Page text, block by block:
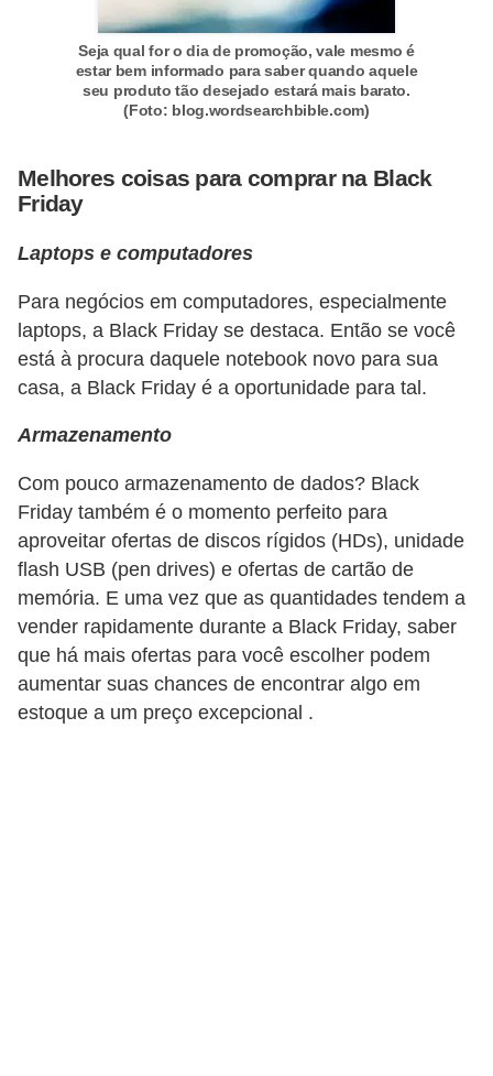
Seja qual for o dia de promoção, vale mesmo é
estar bem informado para saber quando aquele
seu produto tão desejado estará mais barato.
(Foto: blog.wordsearchbible.com)
Melhores coisas para comprar na Black
Friday
Laptops e computadores
Para negócios em computadores, especialmente
laptops, a Black Friday se destaca. Então se você
está à procura daquele notebook novo para sua
casa, a Black Friday é a oportunidade para tal.
Armazenamento
Com pouco armazenamento de dados? Black
Friday também é o momento perfeito para
aproveitar ofertas de discos rígidos (HDs), unidade
flash USB (pen drives) e ofertas de cartão de
memória. E uma vez que as quantidades tendem a
vender rapidamente durante a Black Friday, saber
que há mais ofertas para você escolher podem
aumentar suas chances de encontrar algo em
estoque a um preço excepcional .
e
n
a
N
e
g
c
i
a
ç
ã
o
P
o
u